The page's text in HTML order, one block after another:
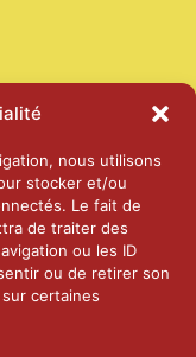
nous utilisons
stocker et/ou
Le fait de
de traiter des
ou les ID
ou de retirer son
certaines
et Abbaye de St-